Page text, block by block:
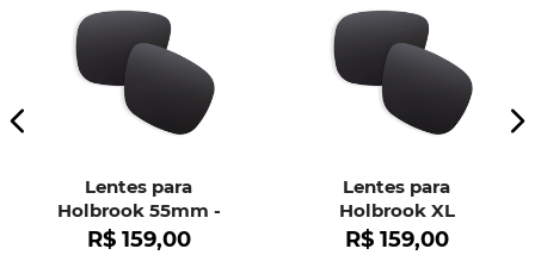
Lentes para
Holbrook 55mm -
OO9102
R$ 159,00
Lentes para
Holbrook XL
R$ 159,00